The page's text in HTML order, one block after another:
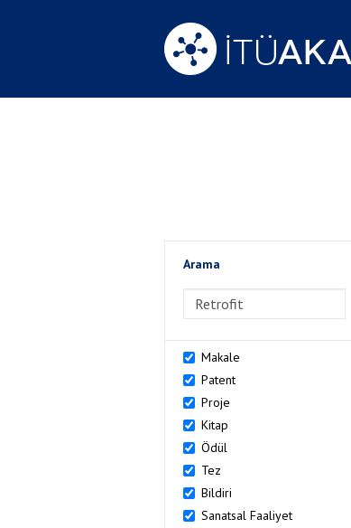
Arama
Makale
Patent
Proje
Kitap
Ödül
Tez
Bildiri
Sanatsal Faaliyet